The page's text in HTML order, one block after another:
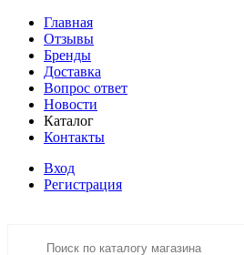
Главная
Отзывы
Бренды
Доставка
Вопрос ответ
Новости
Каталог
Контакты
Вход
Регистрация